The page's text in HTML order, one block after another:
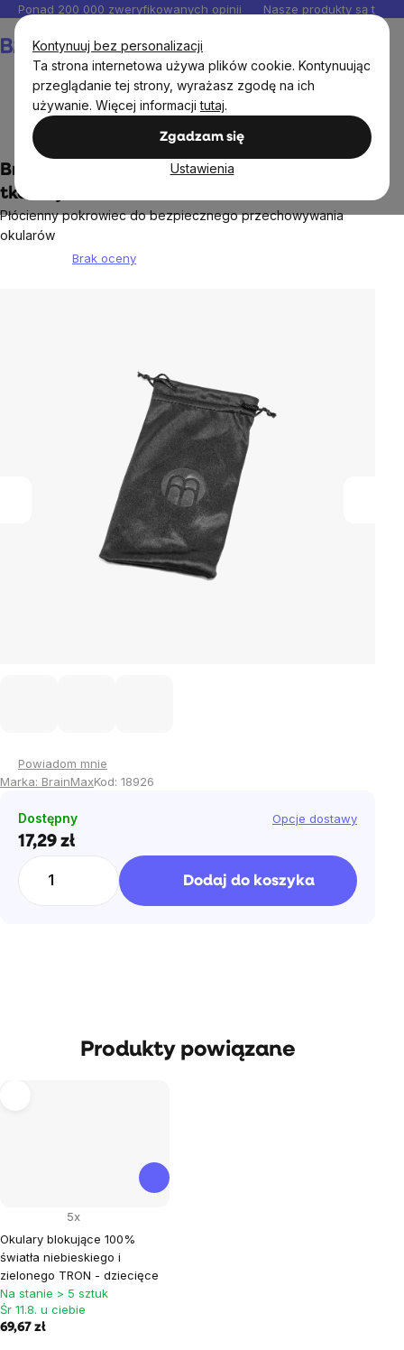
Kontynuuj bez personalizacji
Ta strona internetowa używa plików cookie. Kontynuując
przeglądanie tej strony, wyrażasz zgodę na ich
używanie. Więcej informacjitutaj.
Zgadzam się
Ustawienia
Przejść
do
treści
Ponad 200 000 zweryfikowanych opinii Nasze produkty są
Ochrona przed niebieskim światłem
BrainMarket Pokrowiec na okulary z
tkaniny
Płócienny pokrowiec do bezpiecznego przechowywania
okularów
Brak oceny
Powiadom mnie
Marka: BrainMaxKod: 18926
Dostępny Opcje dostawy
17,29 złCena
jednostkowa:
Dodaj do koszyka
Produkty powiązane
Okulary blokujące 100%
światła niebieskiego i
zielonego TRON - dziecięce
5x
Na stanie > 5 sztuk
Śr 11.8. u ciebie
69,67 zł